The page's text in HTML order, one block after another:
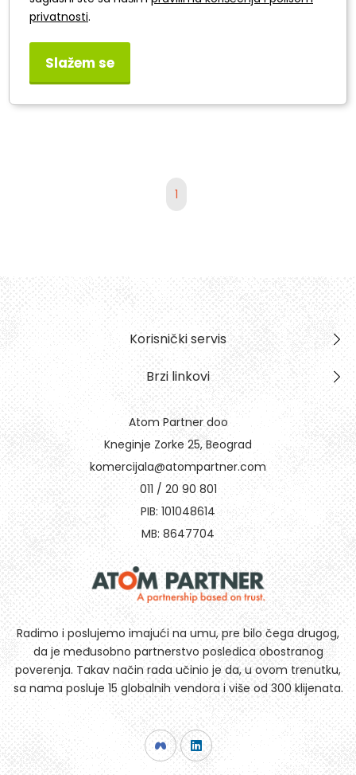
Car Charger 2-PORT
M8J6 Black
1
Korisnički servis
Brzi linkovi
Atom Partner doo
Kneginje Zorke 25, Beograd
komercijala@atompartner.com
011 / 20 90 801
PIB: 101048614
MB: 8647704
Radimo i poslujemo imajući na umu, pre bilo čega drugog,
da je međusobno partnerstvo posledica obostranog
poverenja. Takav način rada učinio je da, u ovom trenutku,
sa nama posluje 15 globalnih vendora i više od 300 klijenata.
privatnosti.
Slažem se